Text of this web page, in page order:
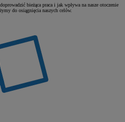
bieżąca praca i jak wpływa na nasze otoczenie
do osiągnięcia naszych celów.